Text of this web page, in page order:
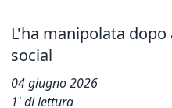
L'ha manipolata dopo
social
04 giugno 2026
1' di lettura